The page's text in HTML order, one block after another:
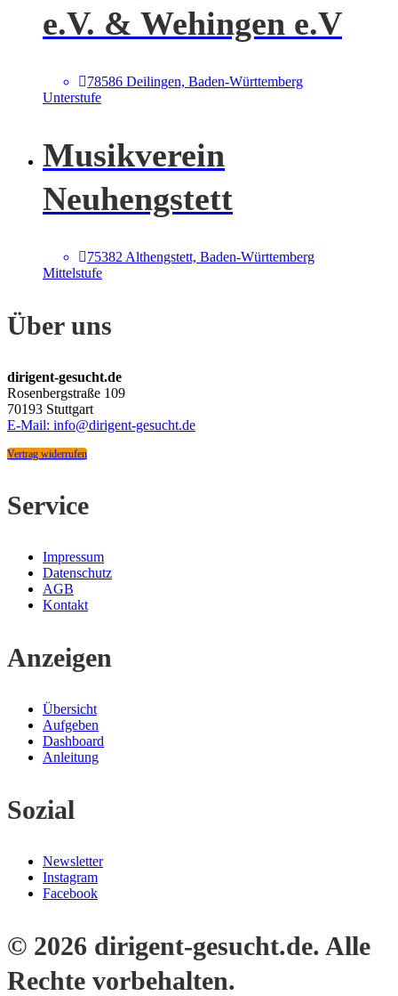
e.V. & Wehingen e.V
78586 Deilingen, Baden-Württemberg
Unterstufe
Musikverein
Neuhengstett
75382 Althengstett, Baden-Württemberg
Mittelstufe
Über uns
dirigent-gesucht.de
Rosenbergstraße 109
70193 Stuttgart
E-Mail: info@dirigent-gesucht.de
Vertrag widerrufen
Service
Impressum
Datenschutz
AGB
Kontakt
Anzeigen
Übersicht
Aufgeben
Dashboard
Anleitung
Sozial
Newsletter
Instagram
Facebook
© 2026 dirigent-gesucht.de. Alle
Rechte vorbehalten.